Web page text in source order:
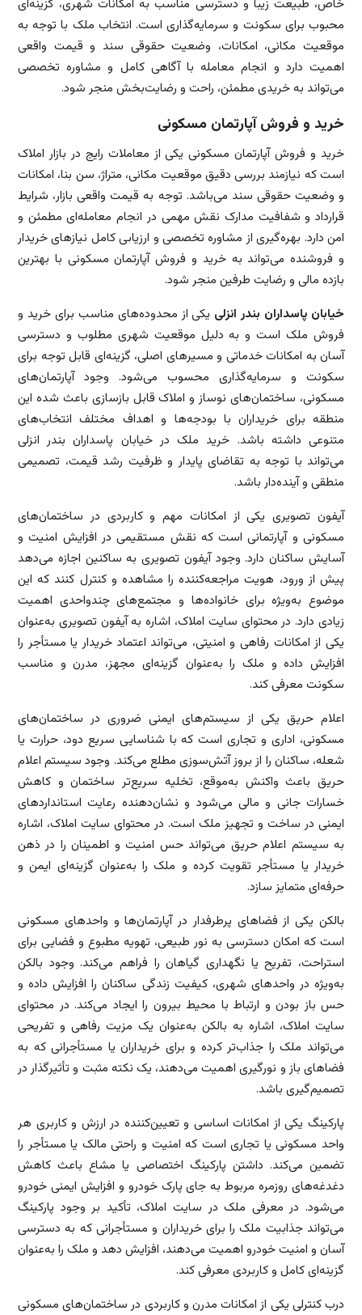
خاص، طبیعت زیبا و دسترسی مناسب به امکانات شهری، گزینه‌ای
محبوب برای سکونت و سرمایه‌گذاری است. انتخاب ملک با توجه به
موقعیت مکانی، امکانات، وضعیت حقوقی سند و قیمت واقعی
اهمیت دارد و انجام معامله با آگاهی کامل و مشاوره تخصصی
می‌تواند به خریدی مطمئن، راحت و رضایت‌بخش منجر شود.
خرید و فروش آپارتمان مسکونی
خرید و فروش آپارتمان مسکونی یکی از معاملات رایج در بازار املاک
است که نیازمند بررسی دقیق موقعیت مکانی، متراژ، سن بنا، امکانات
و وضعیت حقوقی سند می‌باشد. توجه به قیمت واقعی بازار، شرایط
قرارداد و شفافیت مدارک نقش مهمی در انجام معامله‌ای مطمئن و
امن دارد. بهره‌گیری از مشاوره تخصصی و ارزیابی کامل نیازهای خریدار
و فروشنده می‌تواند به خرید و فروش آپارتمان مسکونی با بهترین
بازده مالی و رضایت طرفین منجر شود.
خیابان پاسداران بندر انزلی یکی از محدوده‌های مناسب برای خرید و
فروش ملک است و به دلیل موقعیت شهری مطلوب و دسترسی
آسان به امکانات خدماتی و مسیرهای اصلی، گزینه‌ای قابل توجه برای
سکونت و سرمایه‌گذاری محسوب می‌شود. وجود آپارتمان‌های
مسکونی، ساختمان‌های نوساز و املاک قابل بازسازی باعث شده این
منطقه برای خریداران با بودجه‌ها و اهداف مختلف انتخاب‌های
متنوعی داشته باشد. خرید ملک در خیابان پاسداران بندر انزلی
می‌تواند با توجه به تقاضای پایدار و ظرفیت رشد قیمت، تصمیمی
منطقی و آینده‌دار باشد.
آیفون تصویری یکی از امکانات مهم و کاربردی در ساختمان‌های
مسکونی و آپارتمانی است که نقش مستقیمی در افزایش امنیت و
آسایش ساکنان دارد. وجود آیفون تصویری به ساکنین اجازه می‌دهد
پیش از ورود، هویت مراجعه‌کننده را مشاهده و کنترل کنند که این
موضوع به‌ویژه برای خانواده‌ها و مجتمع‌های چندواحدی اهمیت
زیادی دارد. در محتوای سایت املاک، اشاره به آیفون تصویری به‌عنوان
یکی از امکانات رفاهی و امنیتی، می‌تواند اعتماد خریدار یا مستأجر را
افزایش داده و ملک را به‌عنوان گزینه‌ای مجهز، مدرن و مناسب
سکونت معرفی کند.
اعلام حریق یکی از سیستم‌های ایمنی ضروری در ساختمان‌های
مسکونی، اداری و تجاری است که با شناسایی سریع دود، حرارت یا
شعله، ساکنان را از بروز آتش‌سوزی مطلع می‌کند. وجود سیستم اعلام
حریق باعث واکنش به‌موقع، تخلیه سریع‌تر ساختمان و کاهش
خسارات جانی و مالی می‌شود و نشان‌دهنده رعایت استانداردهای
ایمنی در ساخت و تجهیز ملک است. در محتوای سایت املاک، اشاره
به سیستم اعلام حریق می‌تواند حس امنیت و اطمینان را در ذهن
خریدار یا مستأجر تقویت کرده و ملک را به‌عنوان گزینه‌ای ایمن و
حرفه‌ای متمایز سازد.
بالکن یکی از فضاهای پرطرفدار در آپارتمان‌ها و واحدهای مسکونی
است که امکان دسترسی به نور طبیعی، تهویه مطبوع و فضایی برای
استراحت، تفریح یا نگهداری گیاهان را فراهم می‌کند. وجود بالکن
به‌ویژه در واحدهای شهری، کیفیت زندگی ساکنان را افزایش داده و
حس باز بودن و ارتباط با محیط بیرون را ایجاد می‌کند. در محتوای
سایت املاک، اشاره به بالکن به‌عنوان یک مزیت رفاهی و تفریحی
می‌تواند ملک را جذاب‌تر کرده و برای خریداران یا مستأجرانی که به
فضاهای باز و نورگیری اهمیت می‌دهند، یک نکته مثبت و تأثیرگذار در
تصمیم‌گیری باشد.
پارکینگ یکی از امکانات اساسی و تعیین‌کننده در ارزش و کاربری هر
واحد مسکونی یا تجاری است که امنیت و راحتی مالک یا مستأجر را
تضمین می‌کند. داشتن پارکینگ اختصاصی یا مشاع باعث کاهش
دغدغه‌های روزمره مربوط به جای پارک خودرو و افزایش ایمنی خودرو
می‌شود. در معرفی ملک در سایت املاک، تأکید بر وجود پارکینگ
می‌تواند جذابیت ملک را برای خریداران و مستأجرانی که به دسترسی
آسان و امنیت خودرو اهمیت می‌دهند، افزایش دهد و ملک را به‌عنوان
گزینه‌ای کامل و کاربردی معرفی کند.
درب کنترلی یکی از امکانات مدرن و کاربردی در ساختمان‌های مسکونی